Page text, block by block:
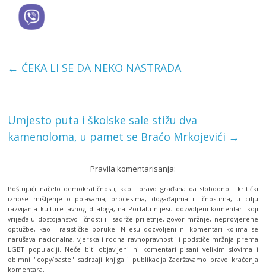
← ĆEKA LI SE DA NEKO NASTRADA
Umjesto puta i školske sale stižu dva
kamenoloma, u pamet se Braćo Mrkojevići →
Pravila komentarisanja:
Poštujući načelo demokratičnosti, kao i pravo građana da slobodno i kritički
iznose mišljenje o pojavama, procesima, događajima i ličnostima, u cilju
razvijanja kulture javnog dijaloga, na Portalu nijesu dozvoljeni komentari koji
vrijeđaju dostojanstvo ličnosti ili sadrže prijetnje, govor mržnje, neprovjerene
optužbe, kao i rasističke poruke. Nijesu dozvoljeni ni komentari kojima se
narušava nacionalna, vjerska i rodna ravnopravnost ili podstiče mržnja prema
LGBT populaciji. Neće biti objavljeni ni komentari pisani velikim slovima i
obimni "copy/paste" sadrzaji knjiga i publikacija.Zadržavamo pravo kraćenja
komentara.